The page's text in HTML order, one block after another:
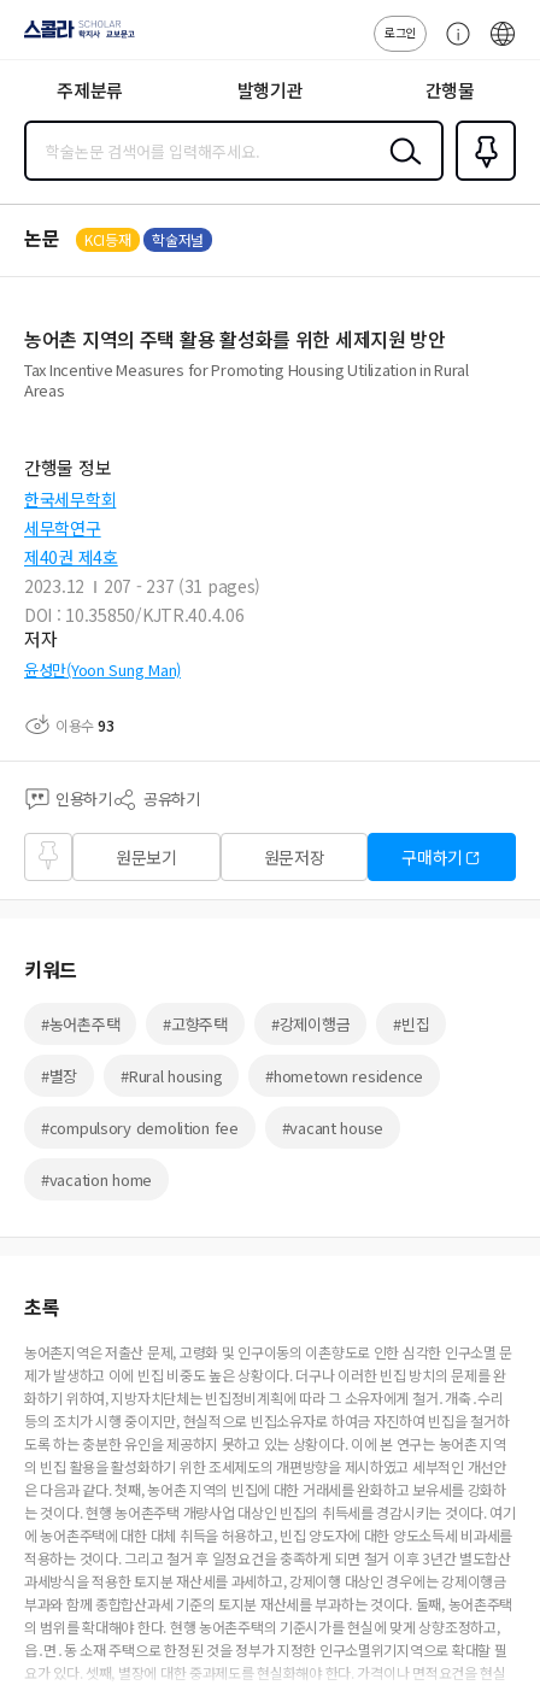
지사·교보문고
로그인
센
주제분류 발행기관 간행물
검색
즐겨찾
기0
논문 KCI등재 학술저널
농어촌 지역의 주택 활용 활성화를 위한 세제지원 방안
Tax Incentive Measures for Promoting Housing Utilization in Rural
Areas
간행물 정보
한국세무학회
세무학연구
제40권 제4호
2023.12
207 - 237 (31 pages)
DOI : 10.35850/KJTR.40.4.06
저자
윤성만(Yoon Sung Man)
이용수93
인용하기 공유하기
즐겨
찾기
원문보기 원문저장 구매하기
키워드
#농어촌주택 #고향주택 #강제이행금 #빈집
#별장 #Rural housing #hometown residence
#compulsory demolition fee #vacant house
#vacation home
초록
농어촌지역은 저출산 문제, 고령화 및 인구이동의 이촌향도로 인한 심각한 인구소멸 문
제가 발생하고 이에 빈집 비중도 높은 상황이다. 더구나 이러한 빈집 방치의 문제를 완
화하기 위하여, 지방자치단체는 빈집정비계획에 따라 그 소유자에게 철거․개축․수리
등의 조치가 시행 중이지만, 현실적으로 빈집소유자로 하여금 자진하여 빈집을 철거하
도록 하는 충분한 유인을 제공하지 못하고 있는 상황이다. 이에 본 연구는 농어촌 지역
의 빈집 활용을 활성화하기 위한 조세제도의 개편방향을 제시하였고 세부적인 개선안
은 다음과 같다. 첫째, 농어촌 지역의 빈집에 대한 거래세를 완화하고 보유세를 강화하
는 것이다. 현행 농어촌주택 개량사업 대상인 빈집의 취득세를 경감시키는 것이다. 여기
에 농어촌주택에 대한 대체 취득을 허용하고, 빈집 양도자에 대한 양도소득세 비과세를
적용하는 것이다. 그리고 철거 후 일정요건을 충족하게 되면 철거 이후 3년간 별도합산
과세방식을 적용한 토지분 재산세를 과세하고, 강제이행 대상인 경우에는 강제이행금
부과와 함께 종합합산과세 기준의 토지분 재산세를 부과하는 것이다. 둘째, 농어촌주택
의 범위를 확대해야 한다. 현행 농어촌주택의 기준시가를 현실에 맞게 상향조정하고,
읍․면․동 소재 주택으로 한정된 것을 정부가 지정한 인구소멸위기지역으로 확대할 필
요가 있다. 셋째, 별장에 대한 중과제도를 현실화해야 한다. 가격이나 면적요건을 현실